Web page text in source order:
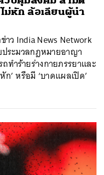
ม่หัก ล้อเลียนผู้นำ
ว India News Network
ประมวลกฎหมายอาญา
ทำร้ายร่างกายภรรยาและ
’ หรือมี ‘บาดแผลเปิด’